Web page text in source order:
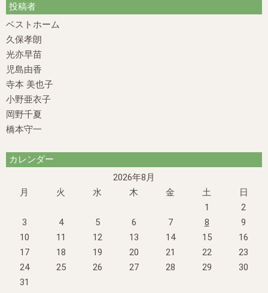
投稿者
ベストホーム
久保孝朗
光亦早苗
児島由香
寺本 美也子
小野亜衣子
岡野千夏
橋本守一
カレンダー
2026年8月
月
火 水 木 金 土
日
1
2
3
4 5 6 7 8
9
10
11 12 13 14 15
16
17
18 19 20 21 22
23
24
25 26 27 28 29
30
31